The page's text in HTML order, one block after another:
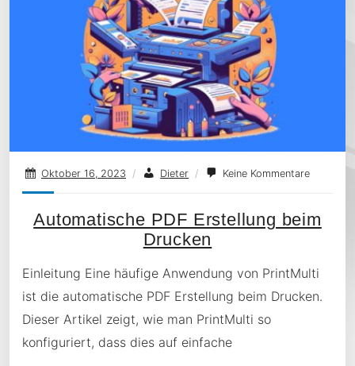
Oktober 16, 2023 / Dieter / Keine Kommentare
Automatische PDF Erstellung beim
Drucken
Einleitung Eine häufige Anwendung von PrintMulti
ist die automatische PDF Erstellung beim Drucken.
Dieser Artikel zeigt, wie man PrintMulti so
konfiguriert, dass dies auf einfache